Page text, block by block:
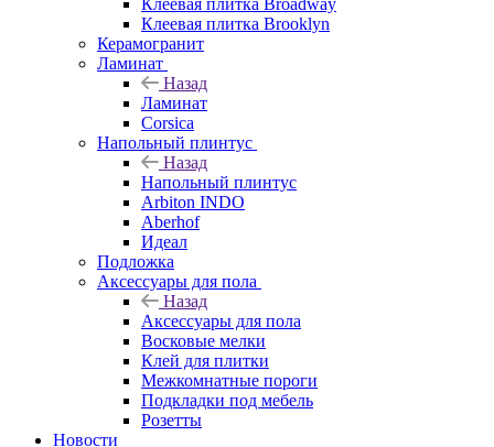
Клеевая плитка Broadway
Клеевая плитка Brooklyn
Керамогранит
Ламинат
Назад
Ламинат
Corsica
Напольный плинтус
Назад
Напольный плинтус
Arbiton INDO
Aberhof
Идеал
Подложка
Аксессуары для пола
Назад
Аксессуары для пола
Восковые мелки
Клей для плитки
Межкомнатные пороги
Подкладки под мебель
Розетты
Новости